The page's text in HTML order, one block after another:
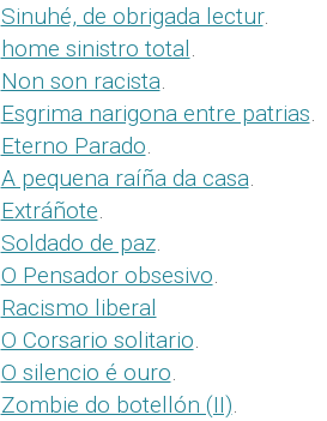
Sinuhé, de obrigada lectur.
home sinistro total.
Non son racista.
Esgrima narigona entre patrias.
Eterno Parado.
A pequena raíña da casa.
Extráñote.
Soldado de paz.
O Pensador obsesivo.
Racismo liberal
O Corsario solitario.
O silencio é ouro.
Zombie do botellón (II).